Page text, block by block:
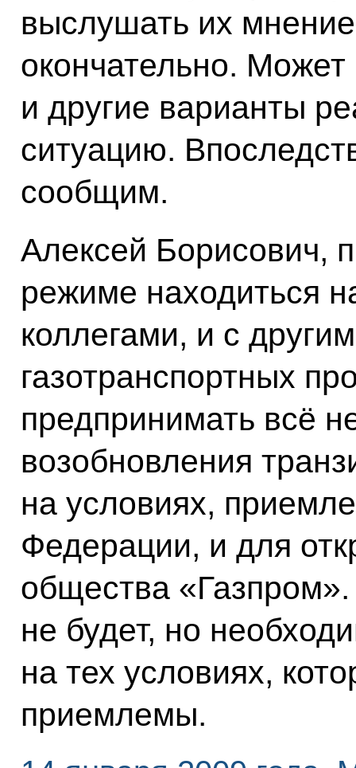
выслушать их
окончательно.
и другие варианты
ситуацию.
сообщим.
Алексей Борисович,
режиме находиться
коллегами, и с
газотранспортных
предпринимать всё
возобновления
на условиях,
Федерации, и для
общества
не будет, но
на тех условиях,
приемлемы.